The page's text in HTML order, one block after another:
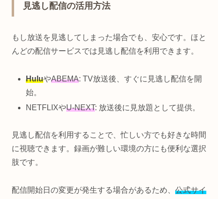
見逃し配信の活用方法
もし放送を見逃してしまった場合でも、安心です。ほと
んどの配信サービスでは見逃し配信を利用できます。
HuluやABEMA: TV放送後、すぐに見逃し配信を開
始。
NETFLIXやU-NEXT: 放送後に見放題として提供。
見逃し配信を利用することで、忙しい方でも好きな時間
に視聴できます。録画が難しい環境の方にも便利な選択
肢です。
配信開始日の変更が発生する場合があるため、 公式サイ